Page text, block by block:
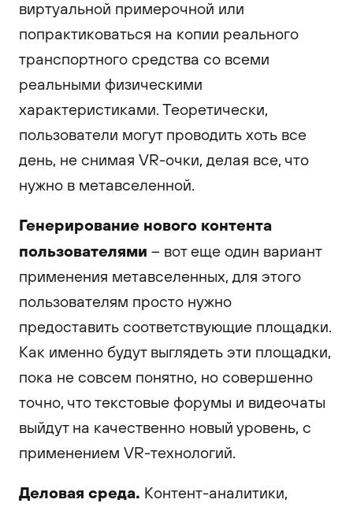
виртуальной примерочной или
попрактиковаться на копии реального
транспортного средства со всеми
реальными физическими
характеристиками. Теоретически,
пользователи могут проводить хоть все
день, не снимая VR-очки, делая все, что
нужно в метавселенной.
Генерирование нового контента
пользователями – вот еще один вариант
применения метавселенных, для этого
пользователям просто нужно
предоставить соответствующие площадки.
Как именно будут выглядеть эти площадки,
пока не совсем понятно, но совершенно
точно, что текстовые форумы и видеочаты
выйдут на качественно новый уровень, с
применением VR-технологий.
Деловая среда. Контент-аналитики,